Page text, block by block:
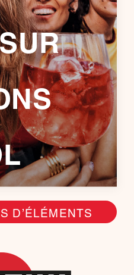
D’ÉLÉMENTS